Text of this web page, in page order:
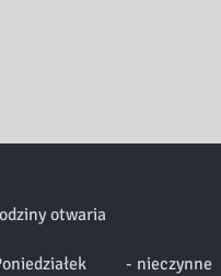
otwaria
- nieczynne